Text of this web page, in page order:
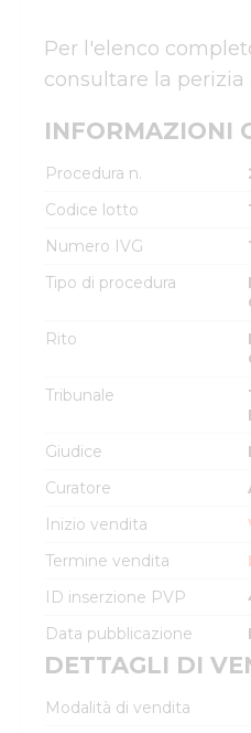
Per l'elenco
consultare la perizia
INFORMAZIONI
Procedura n.
Codice lotto
Numero IVG
Tipo di procedura
Rito
Tribunale
Giudice
Curatore
Inizio vendita
Termine vendita
ID inserzione PVP
Data pubblicazione
DETTAGLI DI
Modalità di vendita